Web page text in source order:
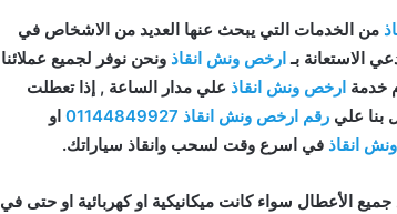
من الخدمات التي يبحث عنها العديد من الاشخاص في
الاستعانة بـارخص ونش انقاذ ونحن نوفر لجميع عملائنا
ارخص ونش انقاذ علي مدار الساعة , إذا تعطلت
بنا علي رقم ارخص ونش انقاذ 01144849927 او
انقاذ في اسرع وقت لسحب وانقاذ سياراتك.
جميع الأعطال سواء كانت ميكانيكية او كهربائية او حتى في